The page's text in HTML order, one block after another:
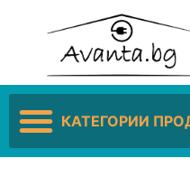
КАТЕГОРИИ
цени са